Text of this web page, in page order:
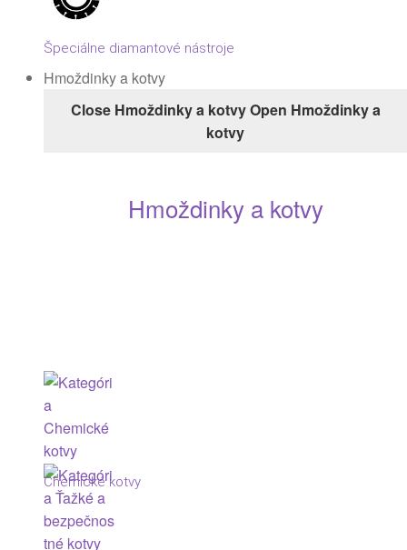
Špeciálne diamantové nástroje
Hmoždinky a kotvy
Close Hmoždinky a kotvyOpen Hmoždinky a
kotvy
Hmoždinky a kotvy
Chemické kotvy